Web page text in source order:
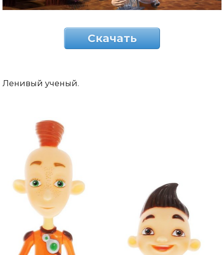
Скачать
Ленивый ученый.